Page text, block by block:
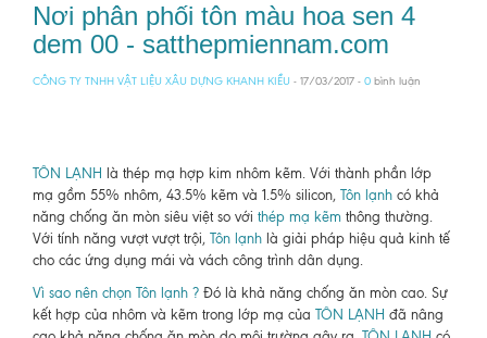
Nơi phân phối tôn màu hoa sen 4
dem 00 - satthepmiennam.com
CÔNG TY TNHH VẬT LIỆU XÂU DỰNG KHANH KIỀU - 17/03/2017 - 0 bình luận
TÔN LẠNH là thép mạ hợp kim nhôm kẽm. Với thành phần lớp
mạ gồm 55% nhôm, 43.5% kẽm và 1.5% silicon, Tôn lạnh có khả
năng chống ăn mòn siêu việt so với thép mạ kẽm thông thường.
Với tính năng vượt vượt trội, Tôn lạnh là giải pháp hiệu quả kinh tế
cho các ứng dụng mái và vách công trình dân dụng.
Vì sao nên chọn Tôn lạnh ? Đó là khả năng chống ăn mòn cao. Sự
kết hợp của nhôm và kẽm trong lớp mạ của TÔN LẠNH đã nâng